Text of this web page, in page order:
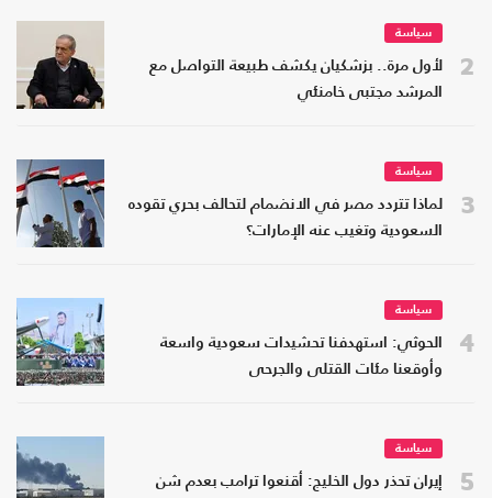
2
سياسة
لأول مرة.. بزشكيان يكشف طبيعة التواصل مع
المرشد مجتبى خامنئي
3
سياسة
لماذا تتردد مصر في الانضمام لتحالف بحري تقوده
السعودية وتغيب عنه الإمارات؟
4
سياسة
الحوثي: استهدفنا تحشيدات سعودية واسعة
وأوقعنا مئات القتلى والجرحى
5
سياسة
إيران تحذر دول الخليج: أقنعوا ترامب بعدم شن